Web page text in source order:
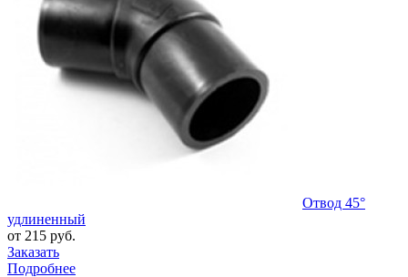
Отвод 45°
удлиненный
от 215 руб.
Заказать
Подробнее